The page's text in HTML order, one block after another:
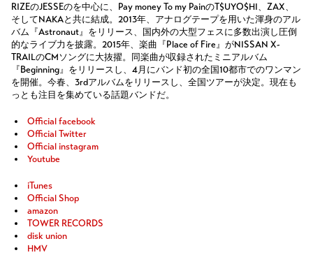
RIZEのJESSEのを中心に、Pay money To my PainのT$UYO$HI、ZAX、
そしてNAKAと共に結成。2013年、アナログテープを用いた渾身のアル
バム『Astronaut』をリリース、国内外の大型フェスに多数出演し圧倒
的なライブ力を披露。2015年、楽曲『Place of Fire』がNISSAN X-
TRAILのCMソングに大抜擢。同楽曲が収録されたミニアルバム
『Beginning』をリリースし、4月にバンド初の全国10都市でのワンマン
を開催。今春、3rdアルバムをリリースし、全国ツアーが決定。現在も
っとも注目を集めている話題バンドだ。
Official facebook
Official Twitter
Official instagram
Youtube
iTunes
Official Shop
amazon
TOWER RECORDS
disk union
HMV